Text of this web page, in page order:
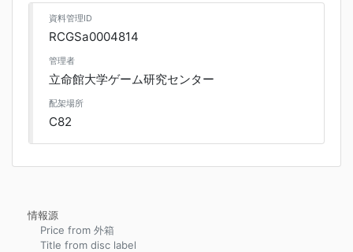
資料管理ID
RCGSa0004814
管理者
立命館大学ゲーム研究センター
配架場所
C82
情報源
Price from 外箱
Title from disc label